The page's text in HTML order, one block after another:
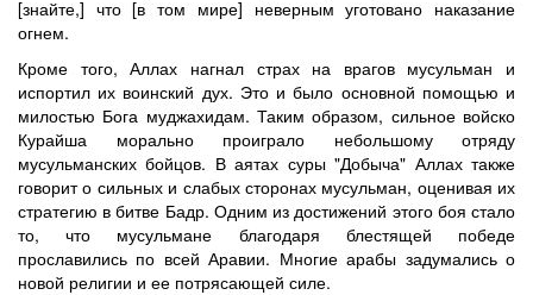
[знайте,] что [в том мире] неверным уготовано наказание
огнем.
Кроме того, Аллах нагнал страх на врагов мусульман и
испортил их воинский дух. Это и было основной помощью и
милостью Бога муджахидам. Таким образом, сильное войско
Курайша морально проиграло небольшому отряду
мусульманских бойцов. В аятах суры "Добыча" Аллах также
говорит о сильных и слабых сторонах мусульман, оценивая их
стратегию в битве Бадр. Одним из достижений этого боя стало
то, что мусульмане благодаря блестящей победе
прославились по всей Аравии. Многие арабы задумались о
новой религии и ее потрясающей силе.